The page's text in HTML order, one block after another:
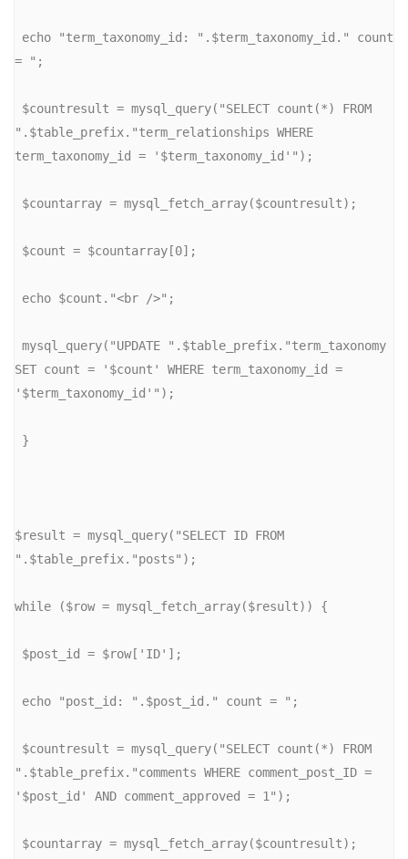
echo "term_taxonomy_id: ".$term_taxonomy_id." count
= ";
$countresult = mysql_query("SELECT count(*) FROM
".$table_prefix."term_relationships WHERE
term_taxonomy_id = '$term_taxonomy_id'");
$countarray = mysql_fetch_array($countresult);
$count = $countarray[0];
echo $count."<br />";
mysql_query("UPDATE ".$table_prefix."term_taxonomy
SET count = '$count' WHERE term_taxonomy_id =
'$term_taxonomy_id'");
}
$result = mysql_query("SELECT ID FROM
".$table_prefix."posts");
while ($row = mysql_fetch_array($result)) {
$post_id = $row['ID'];
echo "post_id: ".$post_id." count = ";
$countresult = mysql_query("SELECT count(*) FROM
".$table_prefix."comments WHERE comment_post_ID =
'$post_id' AND comment_approved = 1");
$countarray = mysql_fetch_array($countresult);